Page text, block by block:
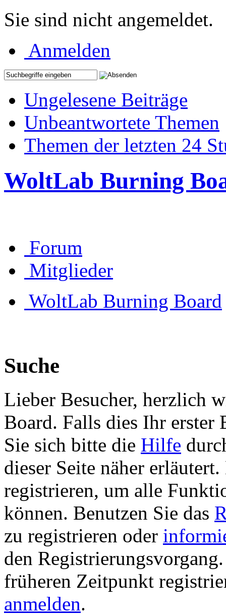
Sie sind nicht angemeldet.
Anmelden
Ungelesene Beiträge
Unbeantwortete Themen
Themen der letzten 24
WoltLab Burning
Forum
Mitglieder
WoltLab Burning Board
Suche
Lieber Besucher, herzlich
Board. Falls dies Ihr erster
Sie sich bitte die Hilfe
dieser Seite näher
registrieren, um alle
können. Benutzen Sie das
zu registrieren oder
den
früheren Zeitpunkt
anmelden.